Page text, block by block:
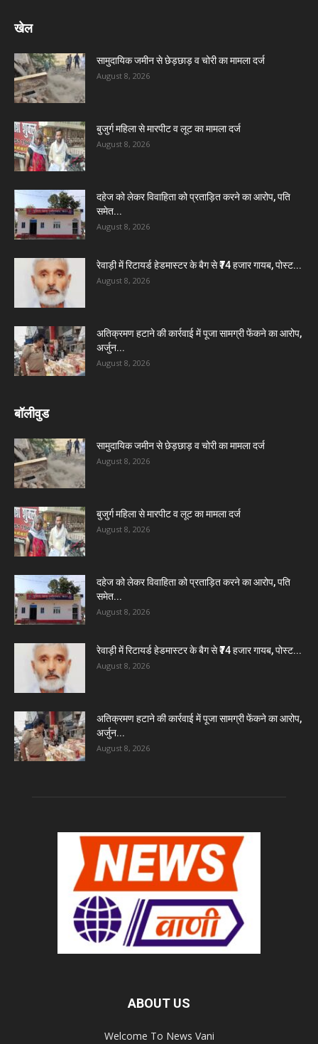
खेल
सामुदायिक जमीन से छेड़छाड़ व चोरी का मामला दर्ज
August 8, 2026
बुजुर्ग महिला से मारपीट व लूट का मामला दर्ज
August 8, 2026
दहेज को लेकर विवाहिता को प्रताड़ित करने का आरोप, पति
समेत...
August 8, 2026
रेवाड़ी में रिटायर्ड हेडमास्टर के बैग से ₹74 हजार गायब, पोस्ट...
August 8, 2026
अतिक्रमण हटाने की कार्रवाई में पूजा सामग्री फेंकने का आरोप,
अर्जुन...
August 8, 2026
बॉलीवुड
सामुदायिक जमीन से छेड़छाड़ व चोरी का मामला दर्ज
August 8, 2026
बुजुर्ग महिला से मारपीट व लूट का मामला दर्ज
August 8, 2026
दहेज को लेकर विवाहिता को प्रताड़ित करने का आरोप, पति
समेत...
August 8, 2026
रेवाड़ी में रिटायर्ड हेडमास्टर के बैग से ₹74 हजार गायब, पोस्ट...
August 8, 2026
अतिक्रमण हटाने की कार्रवाई में पूजा सामग्री फेंकने का आरोप,
अर्जुन...
August 8, 2026
ABOUT US
Welcome To News Vani